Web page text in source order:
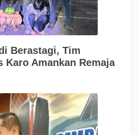
Berastagi, Tim
Karo Amankan Remaja